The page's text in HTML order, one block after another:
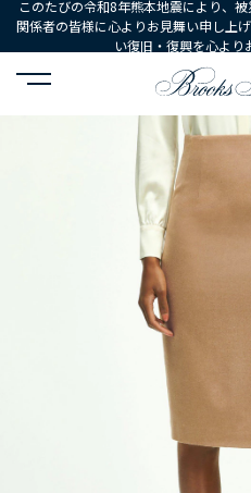
このたびの令和8年熊本地震により、
関係者の皆様に心よりお見舞い申し上
い復旧・復興を心より
HOME ウェア ボ